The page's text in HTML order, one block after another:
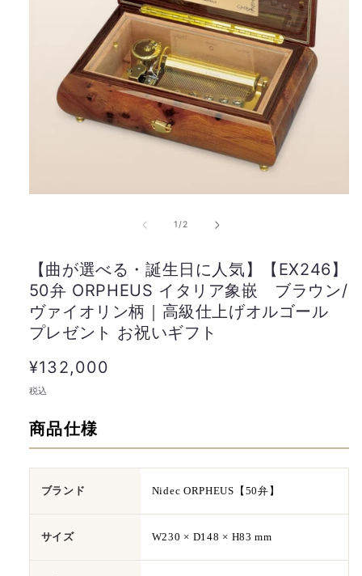
1/の
2
【曲が選べる・誕生日に人気】【EX246】
50弁 ORPHEUS イタリア象嵌 ブラウン/
ヴァイオリン柄｜高級仕上げオルゴール
プレゼント お祝いギフト
通
常
格
¥132,000
税込
商品仕様
ブランド Nidec ORPHEUS【50弁】
サイズ W230 × D148 × H83 mm